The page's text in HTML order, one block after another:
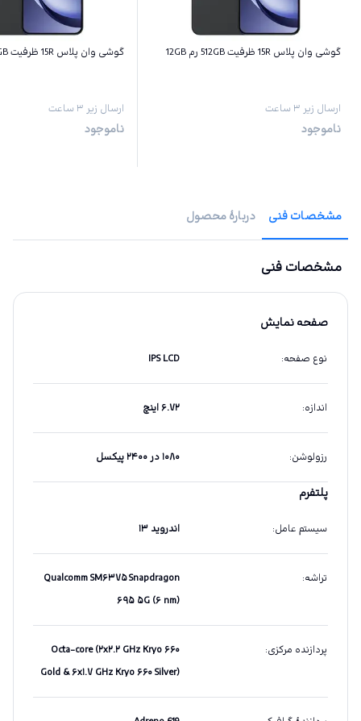
گوشی وان پلاس 15R ظرفیت 512GB رم 12GB
ارسال زیر ۳ ساعت
ناموجود
گوشی وان پلاس 15R ظرفیت 256GB رم 12GB
ارسال زیر ۳ ساعت
ناموجود
مشخصات فنی دربارهٔ محصول
مشخصات فنی
صفحه نمایش
نوع صفحه:
IPS LCD
اندازه: ۶.۷۲ اینچ
رزولوشن: ۱۰۸۰ در ۲۴۰۰ پیکسل
پلتفرم
سیستم عامل: اندروید ۱۳
تراشه:
Qualcomm SM۶۳۷۵ Snapdragon
۶۹۵ ۵G (۶ nm)
پردازنده مرکزی:
Octa-core (۲x۲.۲ GHz Kryo ۶۶۰
Gold & ۶x۱.۷ GHz Kryo ۶۶۰ Silver)